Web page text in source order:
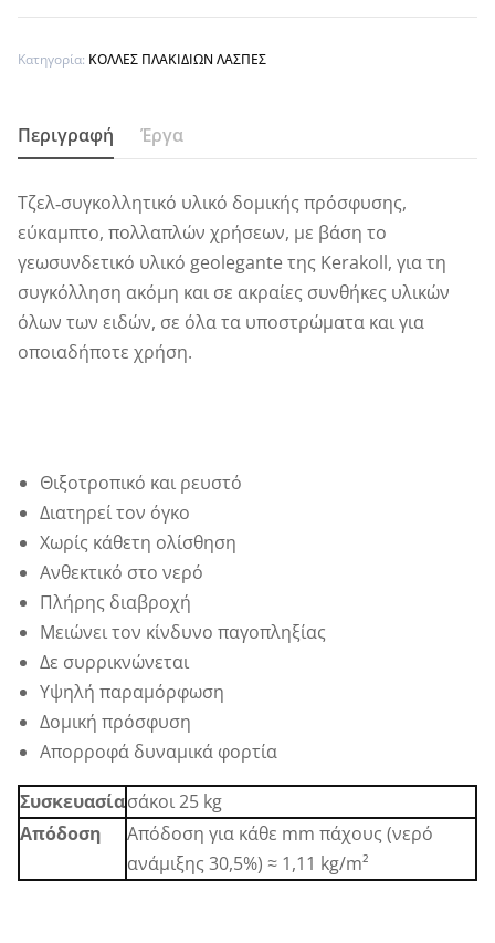
Κατηγορία: ΚΟΛΛΕΣ ΠΛΑΚΙΔΙΩΝ ΛΑΣΠΕΣ
Περιγραφή Έργα
Τζελ‑συγκολλητικό υλικό δομικής πρόσφυσης,
εύκαμπτο, πολλαπλών χρήσεων, με βάση το
γεωσυνδετικό υλικό geolegante της Kerakoll, για τη
συγκόλληση ακόμη και σε ακραίες συνθήκες υλικών
όλων των ειδών, σε όλα τα υποστρώματα και για
οποιαδήποτε χρήση.
Θιξοτροπικό και ρευστό
Διατηρεί τον όγκο
Χωρίς κάθετη ολίσθηση
Ανθεκτικό στο νερό
Πλήρης διαβροχή
Μειώνει τον κίνδυνο παγοπληξίας
Δε συρρικνώνεται
Υψηλή παραμόρφωση
Δομική πρόσφυση
Απορροφά δυναμικά φορτία
Συσκευασίασάκοι 25 kg
Απόδοση
Απόδοση για κάθε mm πάχους (νερό
ανάμιξης 30,5%) ≈ 1,11 kg/m²